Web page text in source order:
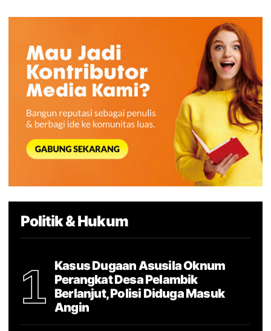
Politik & Hukum
1
Kasus Dugaan Asusila Oknum
Perangkat Desa Pelambik
Berlanjut, Polisi Diduga Masuk
Angin